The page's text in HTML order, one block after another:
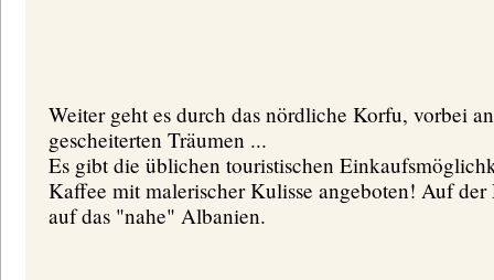
Weiter geht es durch das nördliche Korfu, vorbei
gescheiterten Träumen ...
Es gibt die üblichen touristischen
Kaffee mit malerischer Kulisse angeboten! Auf
auf das "nahe" Albanien.